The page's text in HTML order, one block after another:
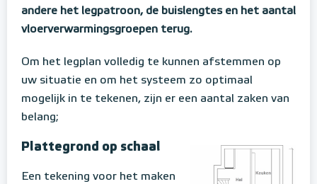
andere het legpatroon, de buislengtes en het aantal
vloerverwarmingsgroepen terug.
Om het legplan volledig te kunnen afstemmen op
uw situatie en om het systeem zo optimaal
mogelijk in te tekenen, zijn er een aantal zaken van
belang;
Plattegrond op schaal
Een tekening voor het maken